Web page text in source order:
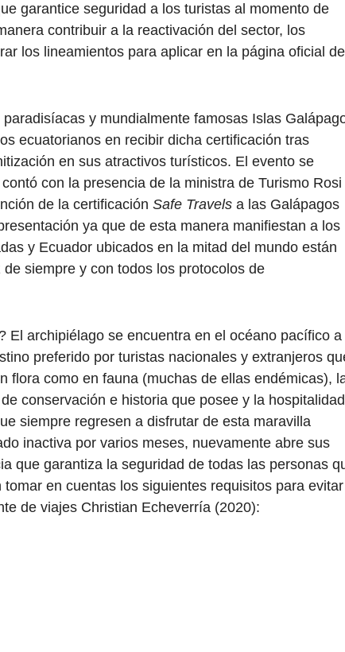
garantice seguridad a los turistas al momento de
contribuir a la reactivación del sector, los
los lineamientos para aplicar en la página oficial de
y mundialmente famosas Islas
ecuatorianos en recibir dicha certificación tras
en sus atractivos turísticos. El evento se
con la presencia de la ministra de Turismo Rosi
de la certificación Safe Travels a las Galápagos
ya que de esta manera manifiestan a los
y Ecuador ubicados en la mitad del mundo están
siempre y con todos los protocolos de
El archipiélago se encuentra en el océano pacífico a
preferido por turistas nacionales y extranjeros
flora como en fauna (muchas de ellas endémicas),
conservación e historia que posee y la hospitalidad
siempre regresen a disfrutar de esta maravilla
inactiva por varios meses, nuevamente abre sus
que garantiza la seguridad de todas las personas
en cuentas los siguientes requisitos para evitar
de viajes Christian Echeverría (2020):